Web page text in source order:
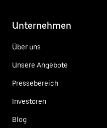
Unternehmen
Über uns
Unsere Angebote
Pressebereich
Investoren
Blog